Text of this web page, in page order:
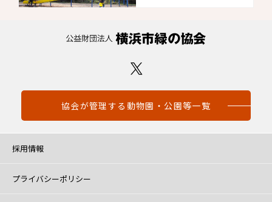
協会が管理する動物園・公園等一覧
採用情報
プライバシーポリシー